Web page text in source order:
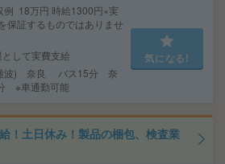
18万円 時給1300円×実
証するものではありませ
して実費支給
難波) 奈良 バス15分 奈
※車通勤可能
気になる!
！土日休み！製品の梱包、検査業